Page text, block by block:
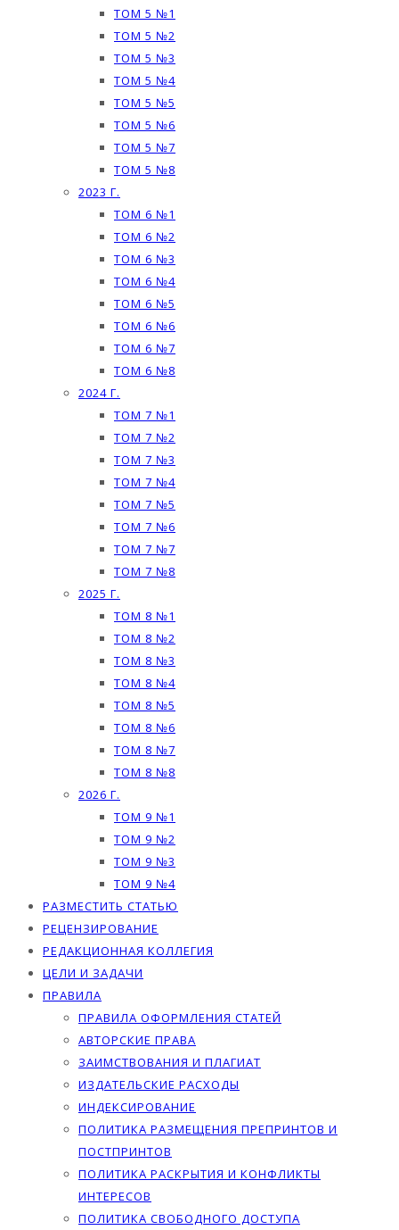
ТОМ 5 №1
ТОМ 5 №2
ТОМ 5 №3
ТОМ 5 №4
ТОМ 5 №5
ТОМ 5 №6
ТОМ 5 №7
ТОМ 5 №8
2023 Г.
ТОМ 6 №1
ТОМ 6 №2
ТОМ 6 №3
ТОМ 6 №4
ТОМ 6 №5
ТОМ 6 №6
ТОМ 6 №7
ТОМ 6 №8
2024 Г.
ТОМ 7 №1
ТОМ 7 №2
ТОМ 7 №3
ТОМ 7 №4
ТОМ 7 №5
ТОМ 7 №6
ТОМ 7 №7
ТОМ 7 №8
2025 Г.
ТОМ 8 №1
ТОМ 8 №2
ТОМ 8 №3
ТОМ 8 №4
ТОМ 8 №5
ТОМ 8 №6
ТОМ 8 №7
ТОМ 8 №8
2026 Г.
ТОМ 9 №1
ТОМ 9 №2
ТОМ 9 №3
ТОМ 9 №4
РАЗМЕСТИТЬ СТАТЬЮ
РЕЦЕНЗИРОВАНИЕ
РЕДАКЦИОННАЯ КОЛЛЕГИЯ
ЦЕЛИ И ЗАДАЧИ
ПРАВИЛА
ПРАВИЛА ОФОРМЛЕНИЯ СТАТЕЙ
АВТОРСКИЕ ПРАВА
ЗАИМСТВОВАНИЯ И ПЛАГИАТ
ИЗДАТЕЛЬСКИЕ РАСХОДЫ
ИНДЕКСИРОВАНИЕ
ПОЛИТИКА РАЗМЕЩЕНИЯ ПРЕПРИНТОВ И
ПОСТПРИНТОВ
ПОЛИТИКА РАСКРЫТИЯ И КОНФЛИКТЫ
ИНТЕРЕСОВ
ПОЛИТИКА СВОБОДНОГО ДОСТУПА